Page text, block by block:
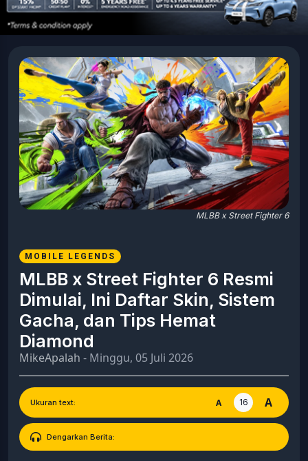
MLBB x Street Fighter 6
MOBILE LEGENDS
MLBB x Street Fighter 6 Resmi
Dimulai, Ini Daftar Skin, Sistem
Gacha, dan Tips Hemat
Diamond
MikeApalah - Minggu, 05 Juli 2026
Ukuran text: A 16 A
Dengarkan Berita: